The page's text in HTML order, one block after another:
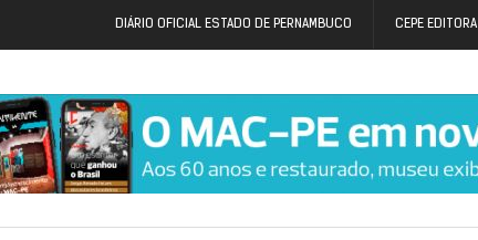
DIÁRIO OFICIAL ESTADO DE PERNAMBUCO CEPE EDITORA